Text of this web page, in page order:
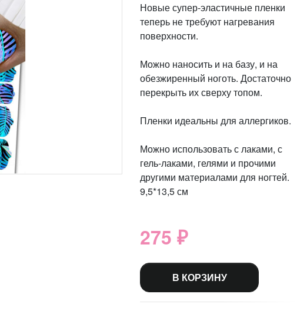
Новые супер-эластичные пленки
теперь не требуют нагревания
поверхности.
Можно наносить и на базу, и на
обезжиренный ноготь. Достаточно
перекрыть их сверху топом.
Пленки идеальны для аллергиков.
Можно использовать с лаками, с
гель-лаками, гелями и прочими
другими материалами для ногтей.
9,5*13,5 см
275 ₽
В КОРЗИНУ